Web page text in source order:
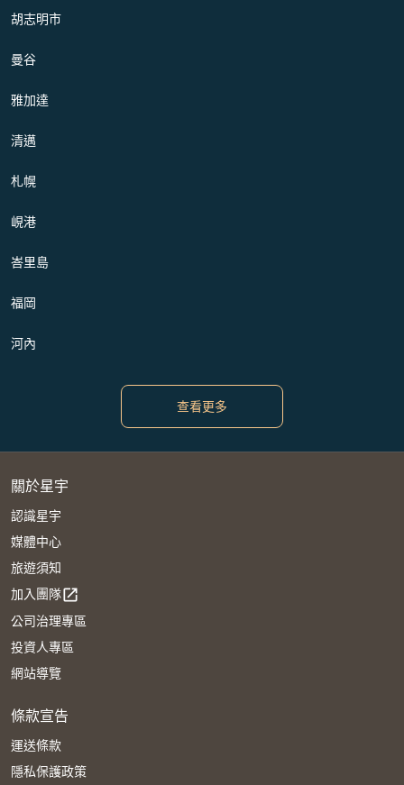
胡志明市
曼谷
雅加達
清邁
札幌
峴港
峇里島
福岡
河內
查看更多
關於星宇
認識星宇
媒體中心
旅遊須知
加入團隊open_in_new
公司治理專區
投資人專區
網站導覽
條款宣告
運送條款
隱私保護政策